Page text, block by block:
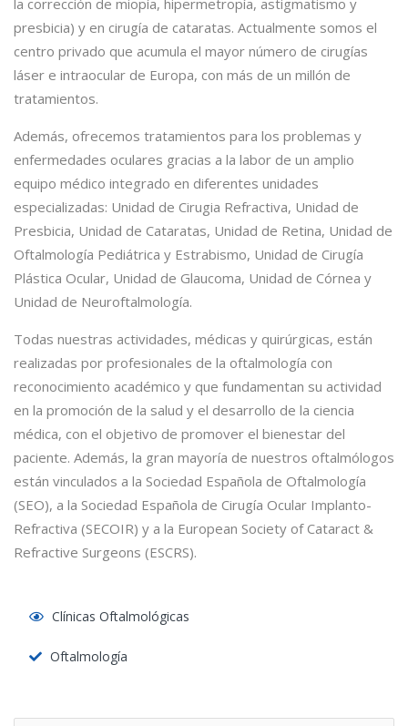
presbicia) y en cirugía de cataratas. Actualmente somos el
centro privado que acumula el mayor número de cirugías
láser e intraocular de Europa, con más de un millón de
tratamientos.
Además, ofrecemos tratamientos para los problemas y
enfermedades oculares gracias a la labor de un amplio
equipo médico integrado en diferentes unidades
especializadas: Unidad de Cirugia Refractiva, Unidad de
Presbicia, Unidad de Cataratas, Unidad de Retina, Unidad de
Oftalmología Pediátrica y Estrabismo, Unidad de Cirugía
Plástica Ocular, Unidad de Glaucoma, Unidad de Córnea y
Unidad de Neuroftalmología.
Todas nuestras actividades, médicas y quirúrgicas, están
realizadas por profesionales de la oftalmología con
reconocimiento académico y que fundamentan su actividad
en la promoción de la salud y el desarrollo de la ciencia
médica, con el objetivo de promover el bienestar del
paciente. Además, la gran mayoría de nuestros oftalmólogos
están vinculados a la Sociedad Española de Oftalmología
(SEO), a la Sociedad Española de Cirugía Ocular Implanto-
Refractiva (SECOIR) y a la European Society of Cataract &
Refractive Surgeons (ESCRS).
Clínicas Oftalmológicas
Oftalmología